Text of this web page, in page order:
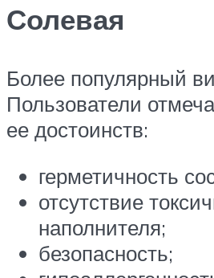
Солевая
Более популярный
Пользователи
ее достоинств:
герметичность
отсутствие
наполнителя;
безопасность;